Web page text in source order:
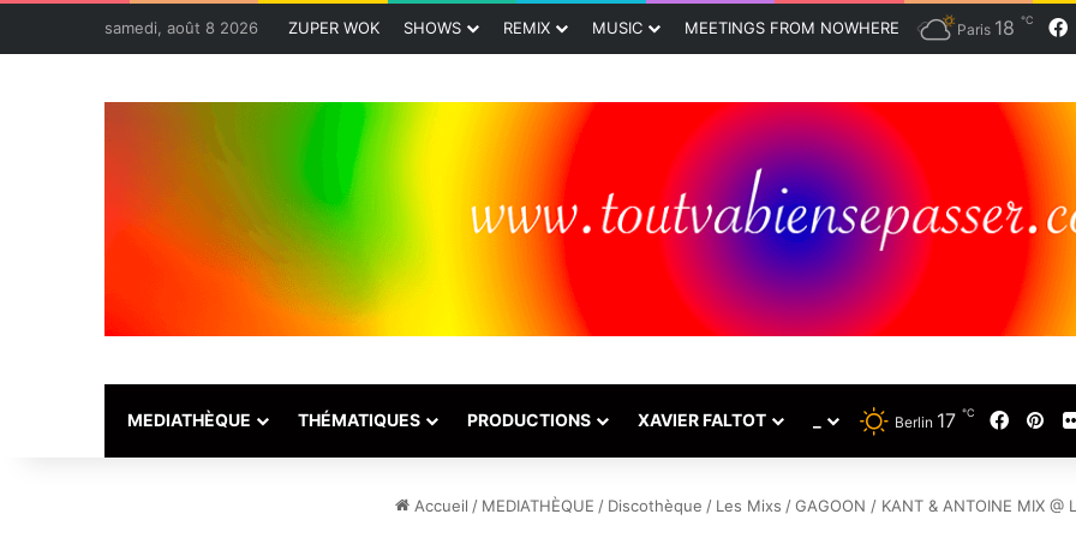
samedi, août 8 2026 ZUPER WOK SHOWS REMIX MUSIC MEETINGS FROM NOWHERE Paris 18 ℃
MEDIATHÈQUE THÉMATIQUES PRODUCTIONS XAVIER FALTOT Berlin 17 ℃
Accueil / MEDIATHÈQUE / Discothèque / Les Mixs /GAGOON / KANT & ANTOINE MIX @